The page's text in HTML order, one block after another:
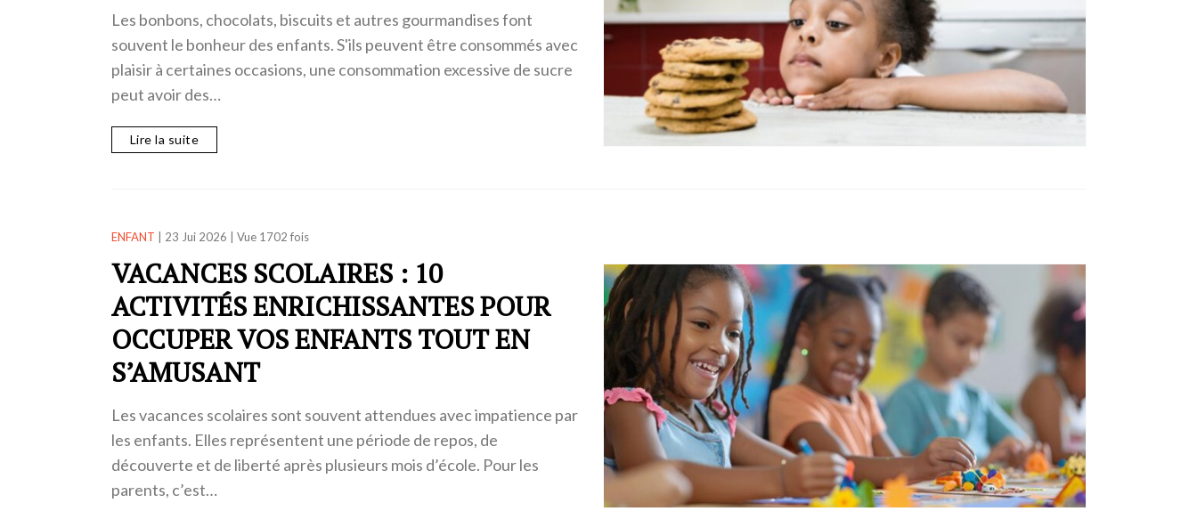
Les bonbons, chocolats, biscuits et autres gourmandises font
souvent le bonheur des enfants. S'ils peuvent être consommés avec
plaisir à certaines occasions, une consommation excessive de sucre
peut avoir des…
Lire la suite
ENFANT | 23 Jui 2026 | Vue 1702 fois
VACANCES SCOLAIRES : 10
ACTIVITÉS ENRICHISSANTES POUR
OCCUPER VOS ENFANTS TOUT EN
S’AMUSANT
Les vacances scolaires sont souvent attendues avec impatience par
les enfants. Elles représentent une période de repos, de
découverte et de liberté après plusieurs mois d’école. Pour les
parents, c’est…